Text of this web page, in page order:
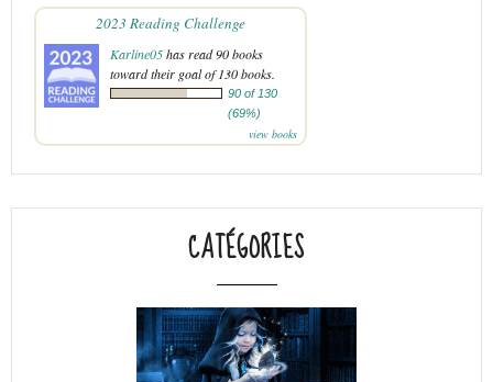
2023 Reading Challenge
Karline05has read 90 books
toward their goal of 130 books.
90 of 130
(69%)
view books
CATÉGORIES